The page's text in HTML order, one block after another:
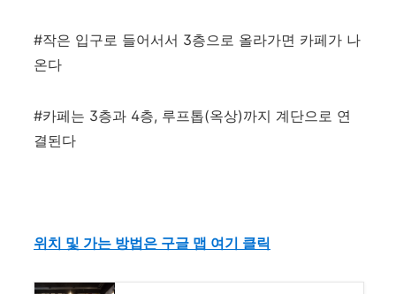
#작은 입구로 들어서서 3층으로 올라가면 카페가 나
온다
#카페는 3층과 4층, 루프톱(옥상)까지 계단으로 연
결된다
위치 및 가는 방법은 구글 맵 여기 클릭